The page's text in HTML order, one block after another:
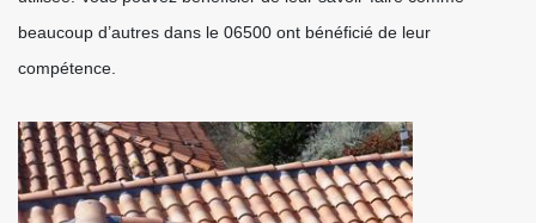
beaucoup d’autres dans le 06500 ont bénéficié de leur
compétence.